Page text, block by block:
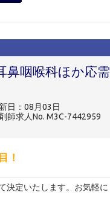
鼻咽喉科ほか応需
日：08月03日
師求人No. M3C-7442959
！
決定いたします。お気軽に